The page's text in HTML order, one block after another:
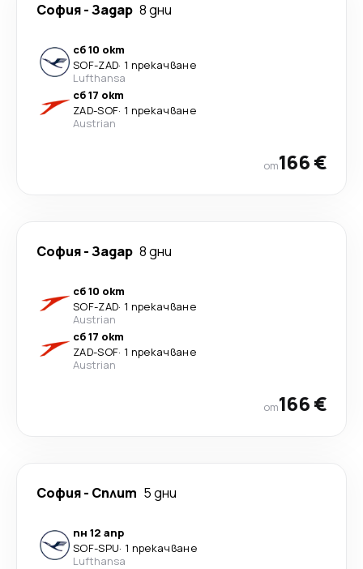
София-Задар 8 дни
сб 10 окт
SOF-ZAD· 1 прекачване
Lufthansa
сб 17 окт
ZAD-SOF· 1 прекачване
Austrian
от166 €
София-Задар 8 дни
сб 10 окт
SOF-ZAD· 1 прекачване
Austrian
сб 17 окт
ZAD-SOF· 1 прекачване
Austrian
от166 €
София- Сплит 5 дни
пн 12 апр
SOF-SPU· 1 прекачване
Lufthansa